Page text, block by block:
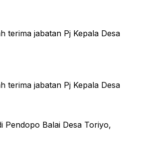
terima jabatan Pj Kepala Desa
terima jabatan Pj Kepala Desa
Pendopo Balai Desa Toriyo,